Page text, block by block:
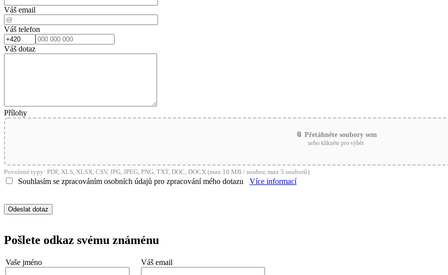
Váš email
Váš telefon
Váš dotaz
Přílohy
📎 Přetáhněte soubory sem
nebo klikněte pro výběr
Povolené typy: PDF, XLS, XLSX, CSV, JPG, JPEG, PNG, TXT, DOC, DOCX (max 10 MB / soubor, max 5 souborů)
Souhlasím se zpracováním osobních údajů pro zpracování mého dotazu Více informací
Pošlete odkaz svému známénu
Vaše jméno Váš email